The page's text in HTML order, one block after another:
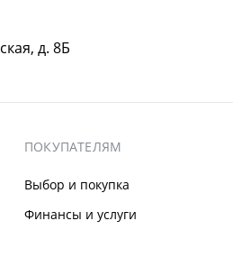
д. 8Б
ПОКУПАТЕЛЯМ
Выбор и покупка
Финансы и услуги